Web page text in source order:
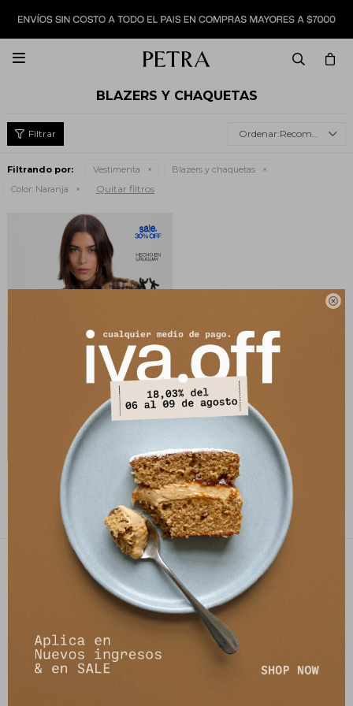


BLAZERS Y CHAQUETAS
Recomendados
Filtrando por: Vestimenta
Blazers y chaquetas
Color: Naranja Quitar filtros
Campera Artica - Cuadrille
PETRA STORE
27141061 - 099 747 832
21 de setiembre 2895, Montevideo
shop@petrastore.com.uy
De lunes a sábados de 11 a 20hs